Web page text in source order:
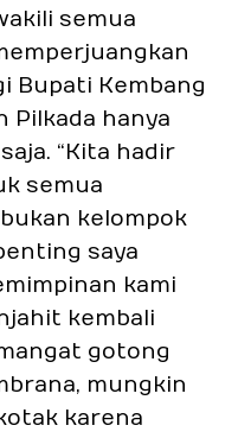
semua
Bupati Kembang
Pilkada hanya
“Kita hadir
semua
kelompok
saya
kami
kembali
gotong
mungkin
karena